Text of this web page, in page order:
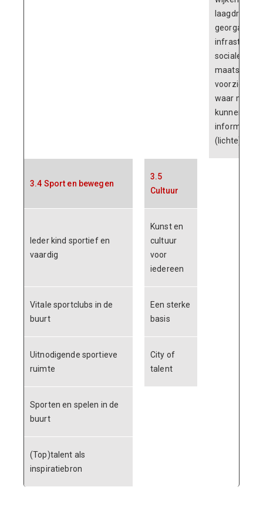
sociale - en
waar
kunnen voor
informatie,
(lichte)
3.4 Sport en bewegen
3.5
Cultuur
Ieder kind sportief en
vaardig
Kunst en
cultuur
voor
iedereen
Vitale sportclubs in de
buurt
Een sterke
basis
Uitnodigende sportieve
ruimte
City of
talent
Sporten en spelen in de
buurt
(Top)talent als
inspiratiebron